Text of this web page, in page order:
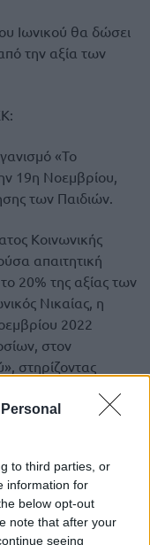
to third parties, or
information for
below opt-out
note that after your
seeing
Ιωνικού θα δώσει
την αξία των
«Το
19η Νοεμβρίου,
των Παιδιών.
Κοινωνικής
απαιτητική
20% της αξίας των
Νικαίας, η
2022
στον
στηρίζοντας